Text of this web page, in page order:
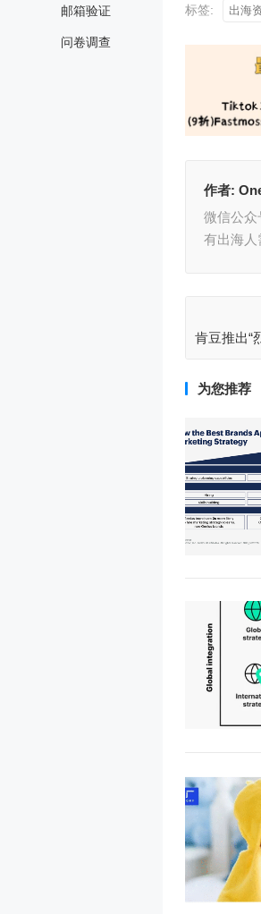
邮箱验证
问卷调查
标签: 出海
作者:
微信公众
有出海人
肯豆推出“
为您推荐